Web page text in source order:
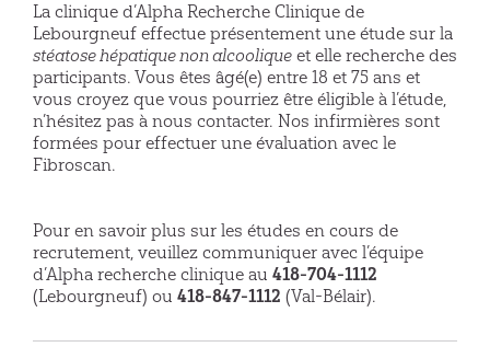
La clinique d’Alpha Recherche Clinique de
Lebourgneuf effectue présentement une étude sur la
stéatose hépatique non alcoolique et elle recherche des
participants. Vous êtes âgé(e) entre 18 et 75 ans et
vous croyez que vous pourriez être éligible à l’étude,
n’hésitez pas à nous contacter. Nos infirmières sont
formées pour effectuer une évaluation avec le
Fibroscan.
Pour en savoir plus sur les études en cours de
recrutement, veuillez communiquer avec l’équipe
d’Alpha recherche clinique au 418-704-1112
(Lebourgneuf) ou 418-847-1112 (Val-Bélair).